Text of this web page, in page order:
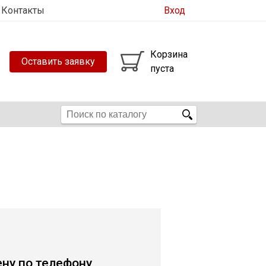
Контакты Вход
Корзина
пуста
Оставить заявку
по телефону